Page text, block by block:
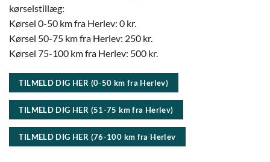
kørselstillæg:
Kørsel 0-50 km fra Herlev: 0 kr.
Kørsel 50-75 km fra Herlev: 250 kr.
Kørsel 75-100 km fra Herlev: 500 kr.
TILMELD DIG HER (0-50 km fra Herlev)
TILMELD DIG HER (51-75 km fra Herlev)
TILMELD DIG HER (76-100 km fra Herlev